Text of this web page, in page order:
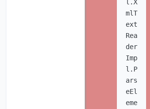
l.X
mlT
ext
Rea
der
Imp
l.P
ars
eEl
eme